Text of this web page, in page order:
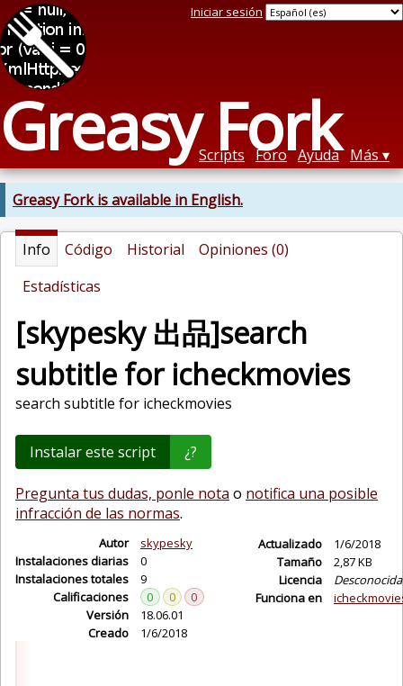
Greasy Fork
Iniciar sesión
Scripts Foro Ayuda Más
Greasy Fork is available in English.
Info Código Historial
Opiniones (0)
Estadísticas
[skypesky 出品]search
subtitle for icheckmovies
search subtitle for icheckmovies
Instalar este script ¿?
Pregunta tus dudas, ponle nota o notifica una posible
infracción de las normas.
Autor
skypesky
Instalaciones diarias
0
Instalaciones totales
9
Calificaciones
0 0
0
Versión
18.06.01
Creado
1/6/2018
Actualizado
1/6/2018
Tamaño
2,87 KB
Licencia
Desconocida
Funciona en